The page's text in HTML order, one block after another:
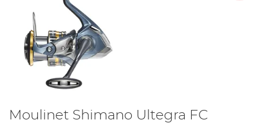
Moulinet Shimano Ultegra FC